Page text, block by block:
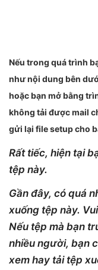
Nếu trong quá trình
như nội dung bên
hoặc bạn mở bằng
không tải được mail
gửi lại file setup cho
Rất tiếc, hiện tại
tệp này.
Gần đây, có quá
xuống tệp này.
Nếu tệp mà bạn
nhiều người, bạn
xem hay tải tệp